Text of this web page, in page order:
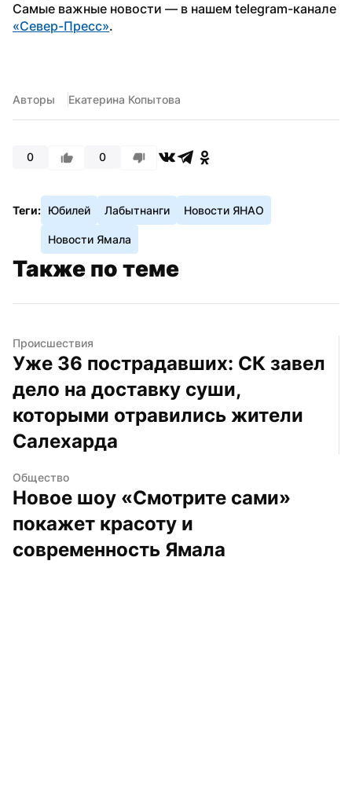
«Север-Пресс».
Авторы Екатерина Копытова
0 0
Теги: Юбилей Лабытнанги Новости ЯНАО
Новости Ямала
Также по теме
Происшествия
Уже 36 пострадавших: СК завел
дело на доставку суши,
которыми отравились жители
Салехарда
Общество
Новое шоу «Смотрите сами»
покажет красоту и
современность Ямала